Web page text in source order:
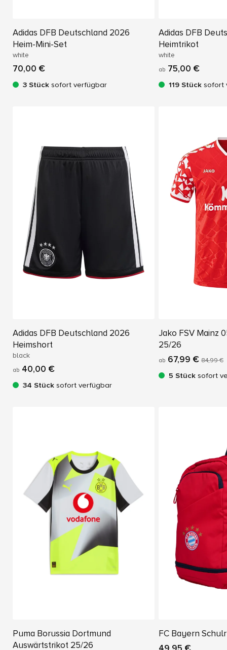
Adidas DFB Deutschland 2026
Heim-Mini-Set
white
70,00 €
3 Stück sofort verfügbar
Adidas DFB
Heimtrikot
white
ab 75,00 €
119 Stück sofort
Adidas DFB Deutschland 2026
Heimshort
black
ab 40,00 €
34 Stück sofort verfügbar
Jako FSV Mainz
25/26
ab 67,99 € 84,99 €
5 Stück sofort
Puma Borussia Dortmund
Auswärtstrikot 25/26
FC Bayern